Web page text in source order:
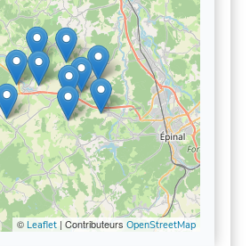
© Leaflet| Contributeurs OpenStreetMap